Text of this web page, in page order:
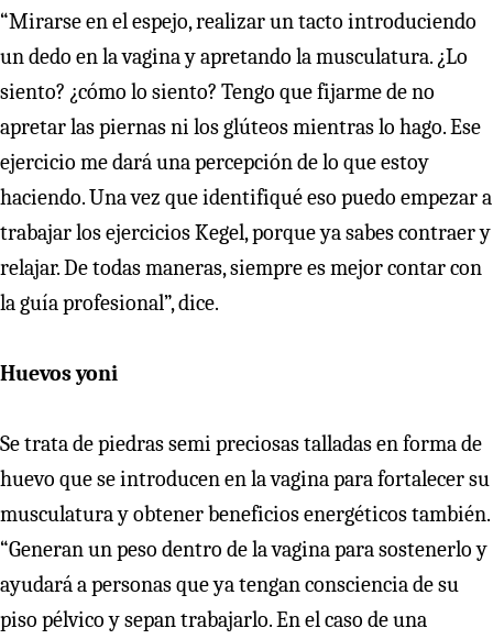
“Mirarse en el espejo, realizar un tacto introduciendo
un dedo en la vagina y apretando la musculatura. ¿Lo
siento? ¿cómo lo siento? Tengo que fijarme de no
apretar las piernas ni los glúteos mientras lo hago. Ese
ejercicio me dará una percepción de lo que estoy
haciendo. Una vez que identifiqué eso puedo empezar a
trabajar los ejercicios Kegel, porque ya sabes contraer y
relajar. De todas maneras, siempre es mejor contar con
la guía profesional”, dice.
Huevos yoni
Se trata de piedras semi preciosas talladas en forma de
huevo que se introducen en la vagina para fortalecer su
musculatura y obtener beneficios energéticos también.
“Generan un peso dentro de la vagina para sostenerlo y
ayudará a personas que ya tengan consciencia de su
piso pélvico y sepan trabajarlo. En el caso de una